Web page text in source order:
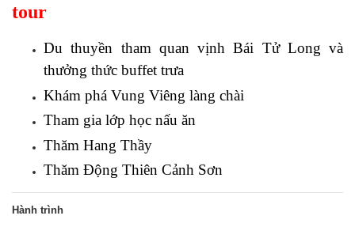
tour
Du thuyền tham quan vịnh Bái Tử Long và
thưởng thức buffet trưa
Khám phá Vung Viêng làng chài
Tham gia lớp học nấu ăn
Thăm Hang Thầy
Thăm Động Thiên Cảnh Sơn
Hành trình